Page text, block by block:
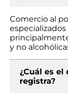
Comercio al
y no
¿Cuál es
registra?